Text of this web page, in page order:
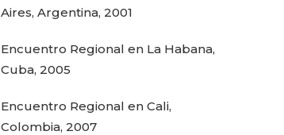
Aires, Argentina, 2001
Encuentro Regional en La Habana,
Cuba, 2005
Encuentro Regional en Cali,
Colombia, 2007